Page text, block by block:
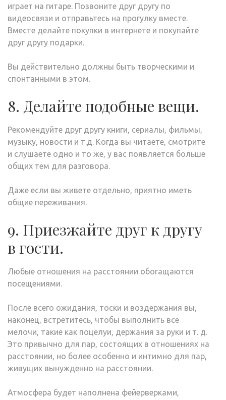
играет на гитаре. Позвоните друг другу по
видеосвязи и отправьтесь на прогулку вместе.
Вместе делайте покупки в интернете и покупайте
друг другу подарки.
Вы действительно должны быть творческими и
спонтанными в этом.
8. Делайте подобные вещи.
Рекомендуйте друг другу книги, сериалы, фильмы,
музыку, новости и т.д. Когда вы читаете, смотрите
и слушаете одно и то же, у вас появляется больше
общих тем для разговора.
Даже если вы живете отдельно, приятно иметь
общие переживания.
9. Приезжайте друг к другу
в гости.
Любые отношения на расстоянии обогащаются
посещениями.
После всего ожидания, тоски и воздержания вы,
наконец, встретитесь, чтобы выполнить все
мелочи, такие как поцелуи, держания за руки и т. д.
Это привычно для пар, состоящих в отношениях на
расстоянии, но более особенно и интимно для пар,
живущих вынужденно на расстоянии.
Атмосфера будет наполнена фейерверками,